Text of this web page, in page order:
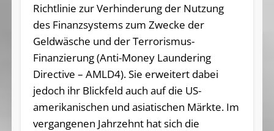
Richtlinie zur Verhinderung der Nutzung
des Finanzsystems zum Zwecke der
Geldwäsche und der Terrorismus-
Finanzierung (Anti-Money Laundering
Directive – AMLD4). Sie erweitert dabei
jedoch ihr Blickfeld auch auf die US-
amerikanischen und asiatischen Märkte. Im
vergangenen Jahrzehnt hat sich die